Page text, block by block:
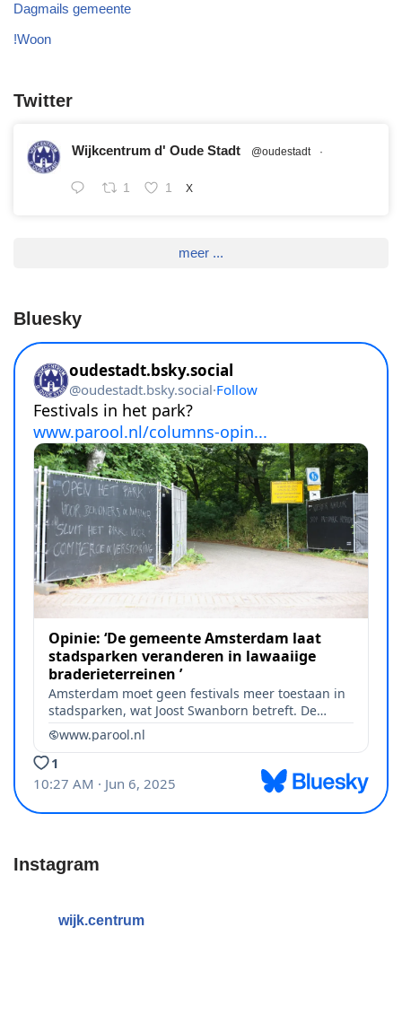
Dagmails gemeente
!Woon
Twitter
Wijkcentrum d' Oude Stadt @oudestadt ·
1 1 X
meer ...
Bluesky
Instagram
wijk.centrum